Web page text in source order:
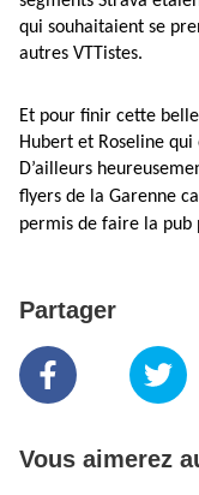
qui souhaitaient se
autres VTTistes.
Et pour finir cette
Hubert et Roseline
D’ailleurs
flyers de la Garenne
permis de faire la pub
Partager
Vous aimerez